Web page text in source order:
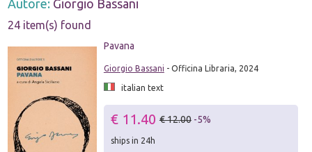
Autore: Giorgio Bassani
24 item(s) found
Pavana
Giorgio Bassani - Officina Libraria, 2024
italian text
€ 11.40 € 12.00 -5%
ships in 24h